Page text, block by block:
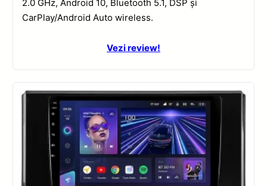
2.0 GHz, Android 10, Bluetooth 5.1, DSP și
CarPlay/Android Auto wireless.
Vezi review!